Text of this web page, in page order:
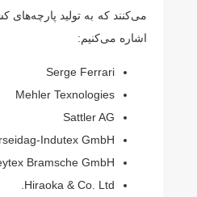
می‌کنند که به تولید
اشاره می‌کنیم:
Serge Ferrari
Mehler Texnologies
Sattler AG
Indutex GmbH
Bramsche GmbH
Hiraoka & Co. Ltd.